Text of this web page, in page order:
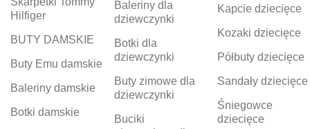
Hilfiger
BUTY DAMSKIE
Buty Emu damskie
Baleriny damskie
Botki damskie
Baleriny dla
dziewczynki
Botki dla
dziewczynki
Buty zimowe dla
dziewczynki
Buciki
Kapcie dziecięce
Kozaki dziecięce
Półbuty dziecięce
Sandały dziecięce
Śniegowce
dziecięce